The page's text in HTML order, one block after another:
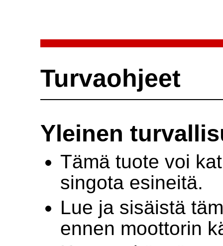
Turvaohjeet
Yleinen
Tämä tuote voi
singota esineitä.
Lue ja sisäistä
ennen moottorin